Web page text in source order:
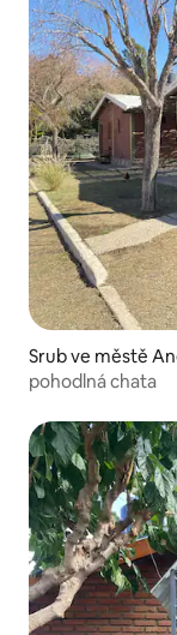
Srub ve městě
pohodlná chata